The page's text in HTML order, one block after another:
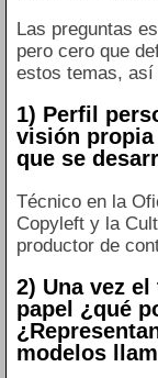
Las preguntas
pero cero que
estos temas, así
1) Perfil
visión
que se
Técnico en la
Copyleft y la
productor de
2) Una vez
papel ¿qué
modelos